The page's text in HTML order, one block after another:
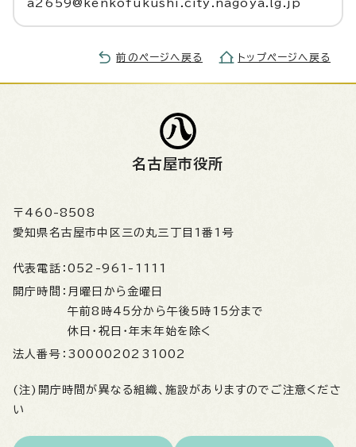
a2659@kenkofukushi.city.nagoya.lg.jp
前のページへ戻る トップページへ戻る
名古屋市役所
〒460-8508
愛知県名古屋市中区三の丸三丁目1番1号
代表電話： 052-961-1111
開庁時間： 月曜日から金曜日
午前8時45分から午後5時15分まで
休日・祝日・年末年始を除く
法人番号： 3000020231002
(注)開庁時間が異なる組織、施設がありますのでご注意くださ
い